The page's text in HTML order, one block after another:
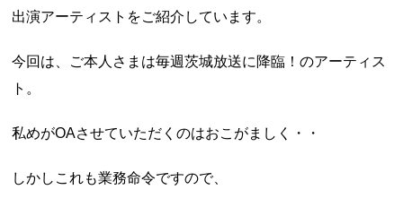
出演アーティストをご紹介しています。
今回は、ご本人さまは毎週茨城放送に降臨！のアーティス
ト。
私めがOAさせていただくのはおこがましく・・
しかしこれも業務命令ですので、